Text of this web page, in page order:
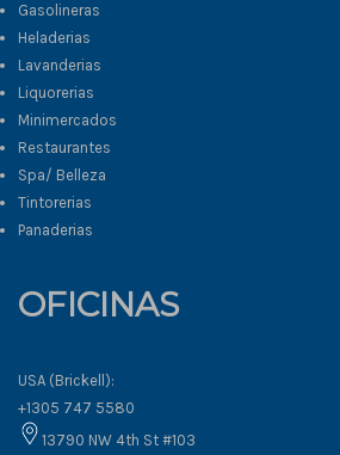
Gasolineras
Heladerias
Lavanderias
Liquorerias
Minimercados
Restaurantes
Spa/ Belleza
Tintorerias
Panaderias
OFICINAS
USA (Brickell):
+1305 747 5580
13790 NW 4th St #103